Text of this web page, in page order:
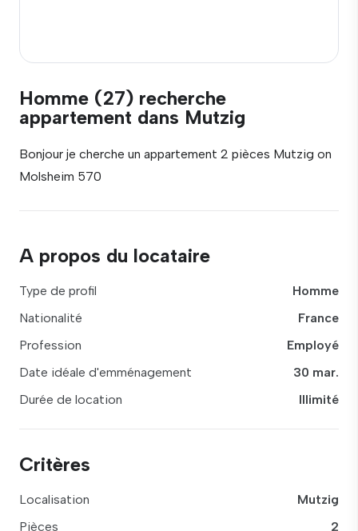
Homme (27) recherche
appartement dans Mutzig
Bonjour je cherche un appartement 2 pièces Mutzig on
Molsheim 570
A propos du locataire
Type de profil
Homme
Nationalité
France
Profession
Employé
Date idéale d'emménagement
30 mar.
Durée de location
Illimité
Critères
Localisation
Mutzig
Pièces
2